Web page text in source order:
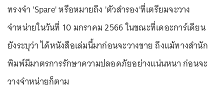
ทรงจำ 'Spare' หรือหมายถึง 'ตัวสำรอง'ที่เตรียมจะวาง
จำหน่ายในวันที่ 10 มกราคม 2566 ในขณะที่เดอะการ์เดียน
ยังระบุว่า ได้หนังสือเล่มนี้มาก่อนจะวางขาย ถึงแม้ทางสำนัก
พิมพ์มีมาตรการรักษาความปลอดภัยอย่างแน่นหนา ก่อนจะ
วางจำหน่ายก็ตาม